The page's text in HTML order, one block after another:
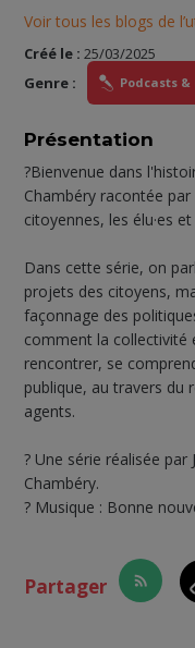
Voir tous les blogs de
Créé le :25/03/2025
Genre :
Podcasts
Présentation
?Bienvenue dans
Chambéry racontée
citoyennes, les élu·es
Dans cette série, on
projets des citoyens,
façonnage des
comment la collectivité
rencontrer, se
publique, au travers du
agents.
? Une série réalisée
Chambéry.
? Musique : Bonne
Partager